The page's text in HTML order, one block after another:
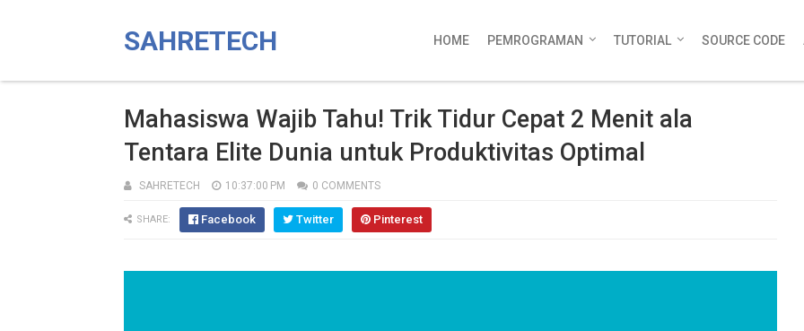
SAHRETECH HOME PEMROGRAMAN TUTORIAL SOURCE CODE
Mahasiswa Wajib Tahu! Trik Tidur Cepat 2 Menit ala
Tentara Elite Dunia untuk Produktivitas Optimal
SAHRETECH 10:37:00 PM 0 COMMENTS
SHARE: Facebook Twitter Pinterest